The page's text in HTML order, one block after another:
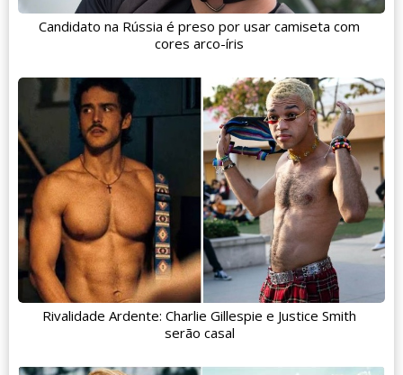
Candidato na Rússia é preso por usar camiseta com
cores arco-íris
Rivalidade Ardente: Charlie Gillespie e Justice Smith
serão casal